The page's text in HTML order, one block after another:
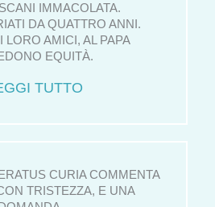
IMMACOLATA.
DA QUATTRO ANNI.
LORO AMICI, AL PAPA
EQUITÀ.
TUTTO
CURIA COMMENTA
TRISTEZZA, E UNA